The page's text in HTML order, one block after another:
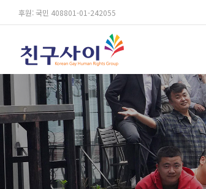
후원: 국민 408801-01-242055